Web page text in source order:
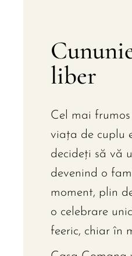
liber
Cel mai
viața de cuplu
decideți să vă
devenind o
moment, plin
o celebrare
feeric, chiar în